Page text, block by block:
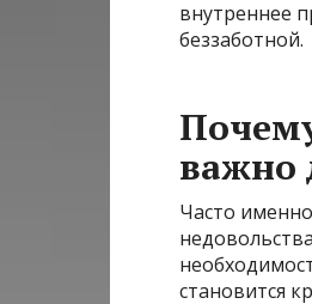
внутреннее
беззаботной.
важно
Часто
становится